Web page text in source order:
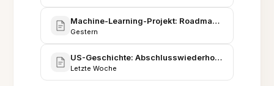
Machine-Learning-Projekt: Roadmap für
Gestern
US-Geschichte: Abschlusswiederholung & Essay-
Letzte Woche